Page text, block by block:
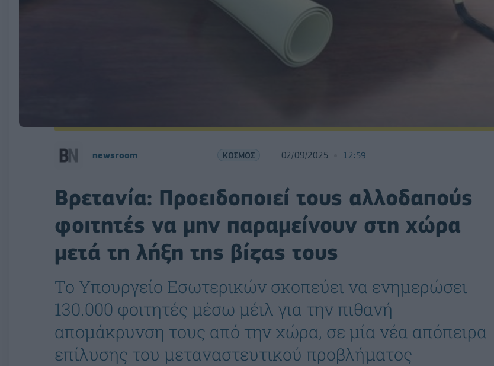
newsroom ΚΟΣΜΟΣ 02/09/2025 12:59
Βρετανία: Προειδοποιεί τους αλλοδαπούς
φοιτητές να μην παραμείνουν στη χώρα
μετά τη λήξη της βίζας τους
Το Υπουργείο Εσωτερικών σκοπεύει να ενημερώσει
130.000 φοιτητές μέσω μέιλ για την πιθανή
απομάκρυνση τους από την χώρα, σε μία νέα απόπειρα
επίλυσης του μεταναστευτικού προβλήματος